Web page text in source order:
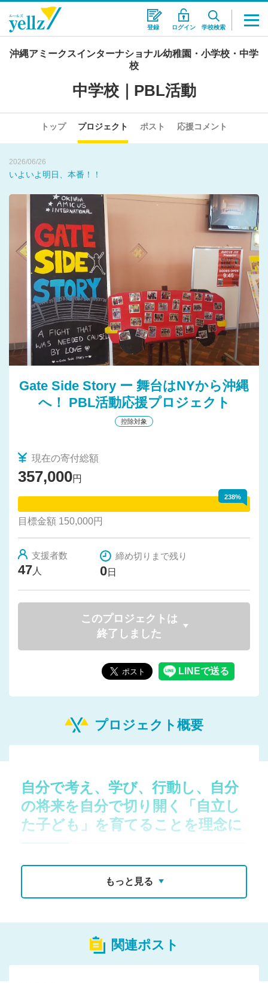
登録 ログイン 学校検索
沖縄アミークスインターナショナル幼稚園・小学校・中学
校
中学校｜PBL活動
トップ プロジェクト ポスト 応援コメント
2026/06/19
全てのcommitteeで合同練習をしました！
2026/07/01
皆さまの温かいご支援、ありがとうございました。
2026/06/26
いよいよ明日、本番！！
2026/06/19
全てのcommitteeで合同練習をしました！
2026/07/01
皆さまの温かいご支援、ありがとうございました。
Gate Side Story ー 舞台はNYから沖縄
へ！ PBL活動応援プロジェクト
控除対象
現在の寄付総額
357,000円
238%
目標金額 150,000円
支援者数
47 人
締め切りまで残り
0日
このプロジェクトは
終了しました
プロジェクト概要
自分で考え、学び、行動し、自分
の将来を自分で切り開く「自立し
た子ども」を育てることを理念に
活動にご支援をお願いいたします。
ショナル中学校PBL活動費用のために活用いたします。
（Cross Curricular）に毎年異なったテーマでProject (Probl
もっと見る
関連ポスト